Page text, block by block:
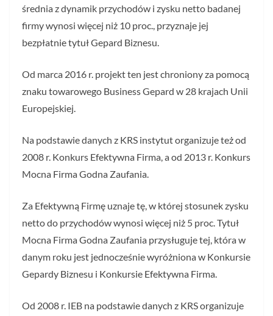
średnia z dynamik przychodów i zysku netto badanej
firmy wynosi więcej niż 10 proc., przyznaje jej
bezpłatnie tytuł Gepard Biznesu.
Od marca 2016 r. projekt ten jest chroniony za pomocą
znaku towarowego Business Gepard w 28 krajach Unii
Europejskiej.
Na podstawie danych z KRS instytut organizuje też od
2008 r. Konkurs Efektywna Firma, a od 2013 r. Konkurs
Mocna Firma Godna Zaufania.
Za Efektywną Firmę uznaje tę, w której stosunek zysku
netto do przychodów wynosi więcej niż 5 proc. Tytuł
Mocna Firma Godna Zaufania przysługuje tej, która w
danym roku jest jednocześnie wyróżniona w Konkursie
Gepardy Biznesu i Konkursie Efektywna Firma.
Od 2008 r. IEB na podstawie danych z KRS organizuje